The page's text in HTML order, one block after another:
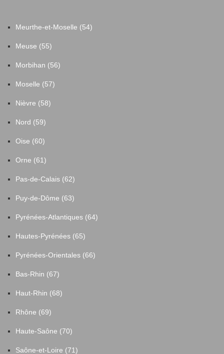
Meurthe-et-Moselle (54)
Meuse (55)
Morbihan (56)
Moselle (57)
Nièvre (58)
Nord (59)
Oise (60)
Orne (61)
Pas-de-Calais (62)
Puy-de-Dôme (63)
Pyrénées-Atlantiques (64)
Hautes-Pyrénées (65)
Pyrénées-Orientales (66)
Bas-Rhin (67)
Haut-Rhin (68)
Rhône (69)
Haute-Saône (70)
Saône-et-Loire (71)